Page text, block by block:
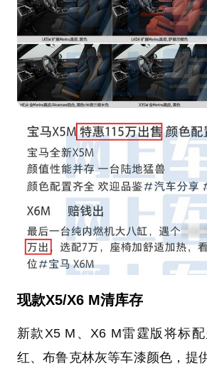
现款X5/X6 M清库存
新款X5 M、X6 M雷霆版将标
红、布鲁克林灰等车漆颜色，提